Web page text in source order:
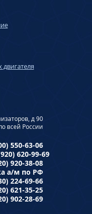
д 90
всей России
550-63-06
620-99-69
920-38-08
а/м по РФ
224-69-66
621-35-25
902-28-69